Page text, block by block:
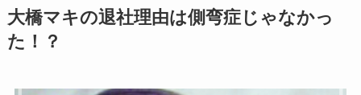
大橋マキの退社理由は側弯症じゃなかっ
た！？